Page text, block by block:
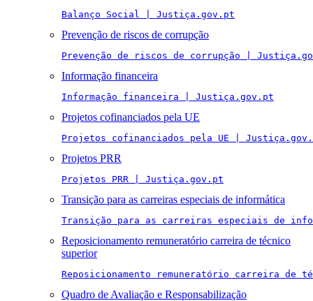
Balanço Social | Justiça.gov.pt
Prevenção de riscos de corrupção
Prevenção de riscos de corrupção |
Informação financeira
Informação financeira | Justiça.gov.pt
Projetos cofinanciados pela UE
Projetos cofinanciados pela UE |
Projetos PRR
Projetos PRR | Justiça.gov.pt
Transição para as carreiras especiais de informática
Transição para as carreiras especiais de
Reposicionamento remuneratório carreira de técnico
superior
Reposicionamento remuneratório carreira
Quadro de Avaliação e Responsabilização